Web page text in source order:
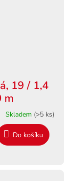
19 / 1,4
m
Skladem (>5 ks)
Do košíku